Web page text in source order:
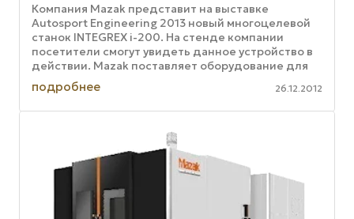
Компания Mazak представит на выставке
Autosport Engineering 2013 новый многоцелевой
станок INTEGREX i-200. На стенде компании
посетители смогут увидеть данное устройство в
действии. Mazak поставляет оборудование для
производства спортивных ...
подробнее 26.12.2012